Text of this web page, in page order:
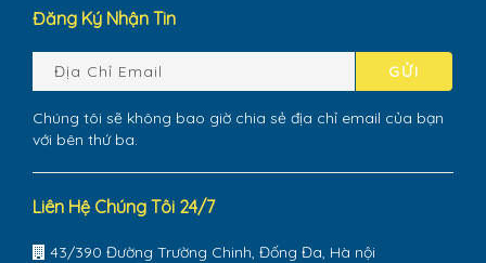
Đăng Ký Nhận Tin
GỬI
Chúng tôi sẽ không bao giờ chia sẻ địa chỉ email của bạn
với bên thứ ba.
Liên Hệ Chúng Tôi 24/7
43/390 Đường Trường Chinh, Đống Đa, Hà nội